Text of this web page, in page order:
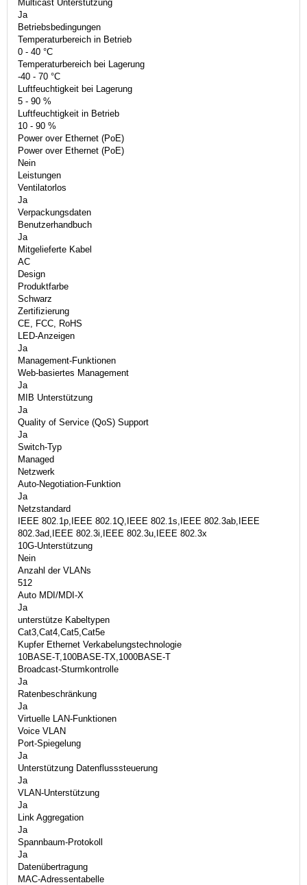
Multicast Unterstützung
Ja
Betriebsbedingungen
Temperaturbereich in Betrieb
0 - 40 °C
Temperaturbereich bei Lagerung
-40 - 70 °C
Luftfeuchtigkeit bei Lagerung
5 - 90 %
Luftfeuchtigkeit in Betrieb
10 - 90 %
Power over Ethernet (PoE)
Power over Ethernet (PoE)
Nein
Leistungen
Ventilatorlos
Ja
Verpackungsdaten
Benutzerhandbuch
Ja
Mitgelieferte Kabel
AC
Design
Produktfarbe
Schwarz
Zertifizierung
CE, FCC, RoHS
LED-Anzeigen
Ja
Management-Funktionen
Web-basiertes Management
Ja
MIB Unterstützung
Ja
Quality of Service (QoS) Support
Ja
Switch-Typ
Managed
Netzwerk
Auto-Negotiation-Funktion
Ja
Netzstandard
IEEE 802.1p,IEEE 802.1Q,IEEE 802.1s,IEEE 802.3ab,IEEE
802.3ad,IEEE 802.3i,IEEE 802.3u,IEEE 802.3x
10G-Unterstützung
Nein
Anzahl der VLANs
512
Auto MDI/MDI-X
Ja
unterstütze Kabeltypen
Cat3,Cat4,Cat5,Cat5e
Kupfer Ethernet Verkabelungstechnologie
10BASE-T,100BASE-TX,1000BASE-T
Broadcast-Sturmkontrolle
Ja
Ratenbeschränkung
Ja
Virtuelle LAN-Funktionen
Voice VLAN
Port-Spiegelung
Ja
Unterstützung Datenflusssteuerung
Ja
VLAN-Unterstützung
Ja
Link Aggregation
Ja
Spannbaum-Protokoll
Ja
Datenübertragung
MAC-Adressentabelle